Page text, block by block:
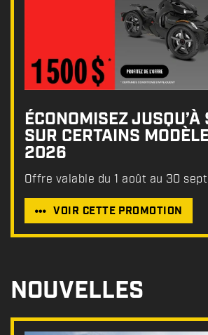
ÉCONOMISEZ
SUR CERTAINS
2026
Offre valable du 1 août au 30
VOIR CETTE PROMOTION
NOUVELLES